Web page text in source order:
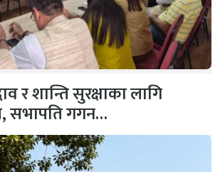
र शान्ति सुरक्षाका लागि
सभापति गगन…